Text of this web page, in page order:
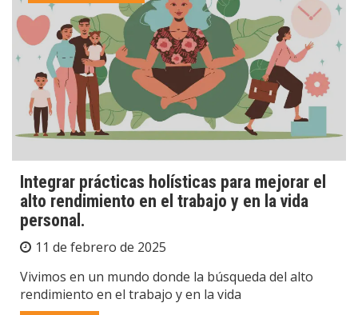
Integrar prácticas holísticas para mejorar el
alto rendimiento en el trabajo y en la vida
personal.
11 de febrero de 2025
Vivimos en un mundo donde la búsqueda del alto
rendimiento en el trabajo y en la vida